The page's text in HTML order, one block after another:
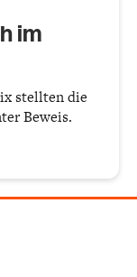
im
stellten die
Beweis.